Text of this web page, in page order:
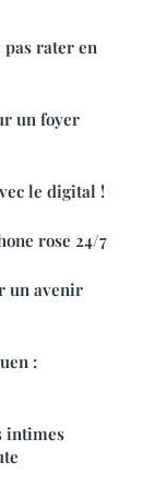
pas rater en
un foyer
le digital !
rose 24/7
un avenir
:
intimes